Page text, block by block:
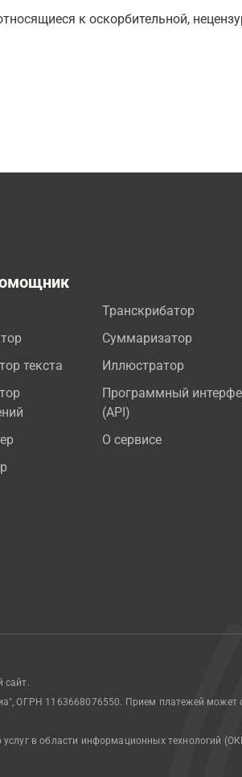
к оскорбительной,
текста
Транскрибатор
Суммаризатор
Иллюстратор
Программный
(API)
О сервисе
сайт.
ОГРН 1163668076550. Прием платежей может
в области информационных технологий